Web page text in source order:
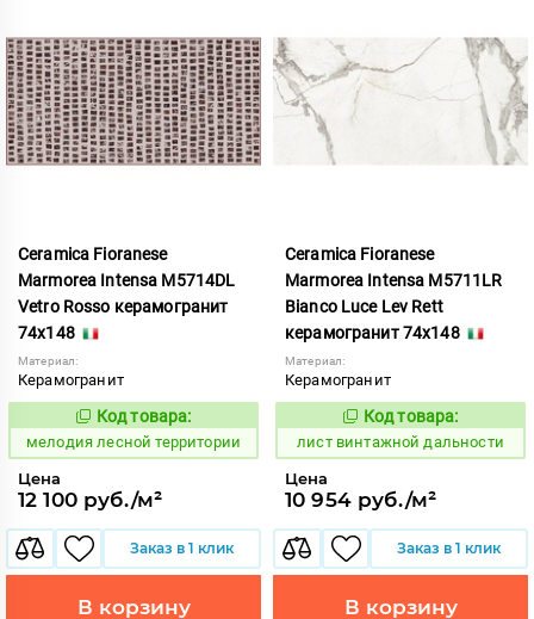
Ceramica Fioranese
Marmorea Intensa M5714DL
Vetro Rosso керамогранит
74x148
Материал:
Керамогранит
958979
Код товара:
мелодия лесной территории
Цена
12 100 руб./м²
Заказ в 1 клик
В корзину
Ceramica Fioranese
Marmorea Intensa M5711LR
Bianco Luce Lev Rett
керамогранит 74x148
Материал:
Керамогранит
876996
Код товара:
лист винтажной дальности
Цена
10 954 руб./м²
Заказ в 1 клик
В корзину